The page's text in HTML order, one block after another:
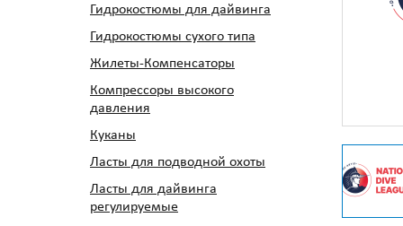
Гидрокостюмы для дайвинга
Гидрокостюмы сухого типа
Жилеты-Компенсаторы
Компрессоры высокого
давления
Куканы
Ласты для подводной охоты
Ласты для дайвинга
регулируемые